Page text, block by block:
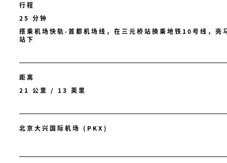
行程
25 分钟
搭乘机场快轨-首都机场线，在三元桥站换乘地铁10号线，亮
站下
距离
21 公里 / 13 英里
北京大兴国际机场 (PKX)